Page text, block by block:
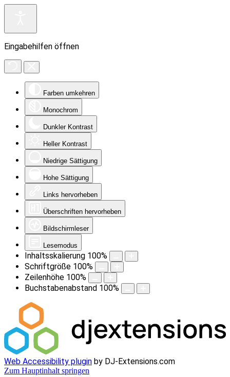
Eingabehilfen öffnen
Farben umkehren
Monochrom
Dunkler Kontrast
Heller Kontrast
Niedrige Sättigung
Hohe Sättigung
Links hervorheben
Überschriften hervorheben
Bildschirmleser
Lesemodus
Inhaltsskalierung 100%
Schriftgröße 100%
Zeilenhöhe 100%
Buchstabenabstand 100%
Web Accessibility plugin by DJ-Extensions.com
Zum Hauptinhalt springen